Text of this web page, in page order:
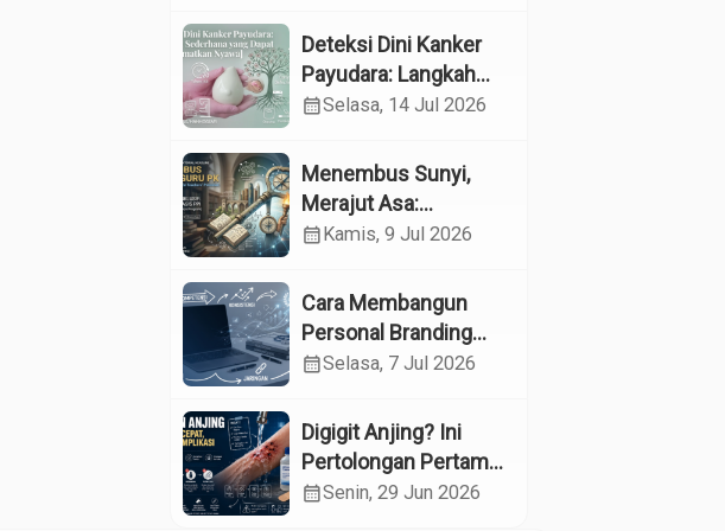
Reproduksi pada
Lansia melalui
Edukasi dan
Konseling di UPTD
Lanjut Usia Binjai
Deteksi Dini Kanker
Payudara: Langkah
Sederhana yang
Nyawa
calendar_monthSelasa, 14 Jul 2026
Menembus Sunyi,
Merajut Asa:
Menyelami Jantung
Pendidikan Khusus
calendar_monthKamis, 9 Jul 2026
Cara Membangun
Personal Branding
sebagai Dokter di Era
calendar_monthSelasa, 7 Jul 2026
Digigit Anjing? Ini
Pertolongan Pertama
yang Tepat dan Kapan
calendar_monthSenin, 29 Jun 2026